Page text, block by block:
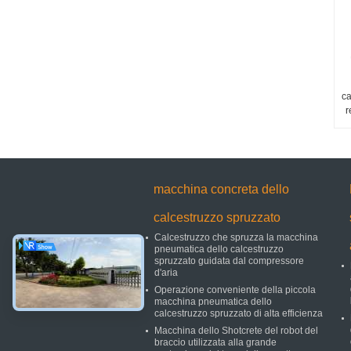
macchina concreta dello
calcestruzzo spruzzato
Calcestruzzo che spruzza la macchina
pneumatica dello calcestruzzo
spruzzato guidata dal compressore
d'aria
Operazione conveniente della piccola
macchina pneumatica dello
calcestruzzo spruzzato di alta efficienza
Macchina dello Shotcrete del robot del
braccio utilizzata alla grande